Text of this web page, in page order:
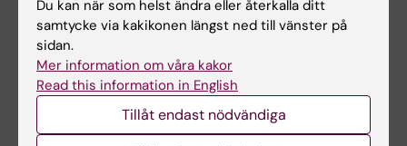
Student som ej är godkänd efter ordinarie
examinationstillfälle har rätt att delta vid
ytterligare fem examinationstillfällen. Detta
gäller inte då kursen har upphört eller
genomgått större förändringar. Student som
Du kan när som helst ändra eller återkalla ditt
samtycke via kakikonen längst ned till vänster på
sidan.
Mer information om våra kakor
Read this information in English
Tillåt endast nödvändiga